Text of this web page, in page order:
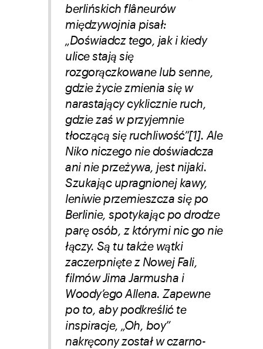
berlińskich flâneurów
międzywojnia pisał:
„Doświadcz tego, jak i kiedy
ulice stają się
rozgorączkowane lub senne,
gdzie życie zmienia się w
narastający cyklicznie ruch,
gdzie zaś w przyjemnie
tłoczącą się ruchliwość”[1]. Ale
Niko niczego nie doświadcza
ani nie przeżywa, jest nijaki.
Szukając upragnionej kawy,
leniwie przemieszcza się po
Berlinie, spotykając po drodze
parę osób, z którymi nic go nie
łączy. Są tu także wątki
zaczerpnięte z Nowej Fali,
filmów Jima Jarmusha i
Woody’ego Allena. Zapewne
po to, aby podkreślić te
inspiracje, „Oh, boy”
nakręcony został w czarno-